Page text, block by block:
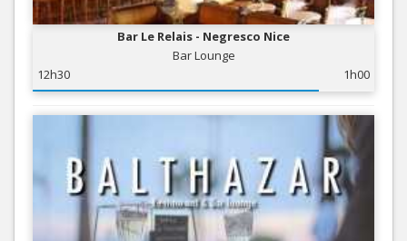
Bar Le Relais - Negresco Nice
Bar Lounge
12h30
1h00